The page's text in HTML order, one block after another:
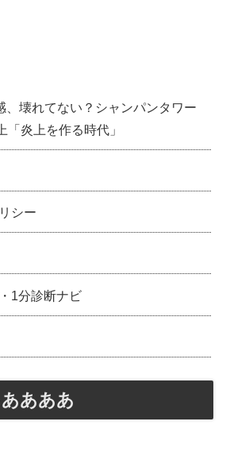
、壊れてない？シャンパンタワー
炎上を作る時代」
シー
1分診断ナビ
あああ